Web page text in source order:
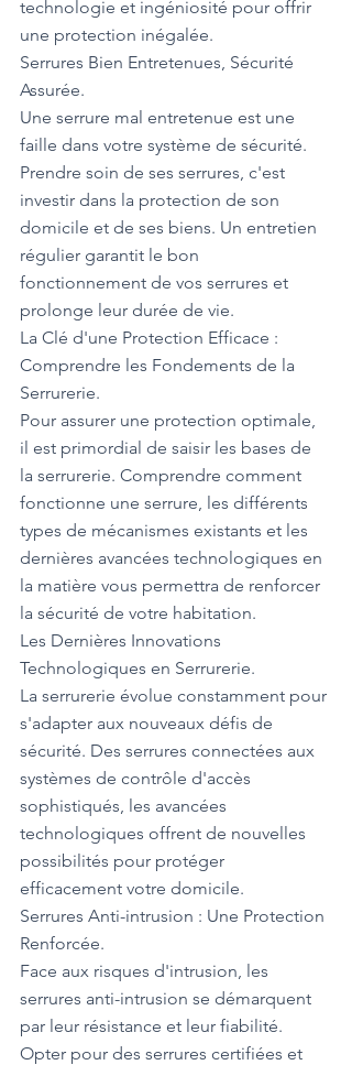
technologie et ingéniosité pour offrir
une protection inégalée.
Serrures Bien Entretenues, Sécurité
Assurée.
Une serrure mal entretenue est une
faille dans votre système de sécurité.
Prendre soin de ses serrures, c'est
investir dans la protection de son
domicile et de ses biens. Un entretien
régulier garantit le bon
fonctionnement de vos serrures et
prolonge leur durée de vie.
La Clé d'une Protection Efficace :
Comprendre les Fondements de la
Serrurerie.
Pour assurer une protection optimale,
il est primordial de saisir les bases de
la serrurerie. Comprendre comment
fonctionne une serrure, les différents
types de mécanismes existants et les
dernières avancées technologiques en
la matière vous permettra de renforcer
la sécurité de votre habitation.
Les Dernières Innovations
Technologiques en Serrurerie.
La serrurerie évolue constamment pour
s'adapter aux nouveaux défis de
sécurité. Des serrures connectées aux
systèmes de contrôle d'accès
sophistiqués, les avancées
technologiques offrent de nouvelles
possibilités pour protéger
efficacement votre domicile.
Serrures Anti-intrusion : Une Protection
Renforcée.
Face aux risques d'intrusion, les
serrures anti-intrusion se démarquent
par leur résistance et leur fiabilité.
Opter pour des serrures certifiées et